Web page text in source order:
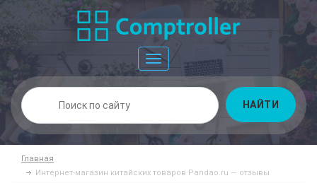
Toggle
navigation
НАЙТИ
Главная
Интернет-магазин китайских товаров Pandao.ru — отзывы